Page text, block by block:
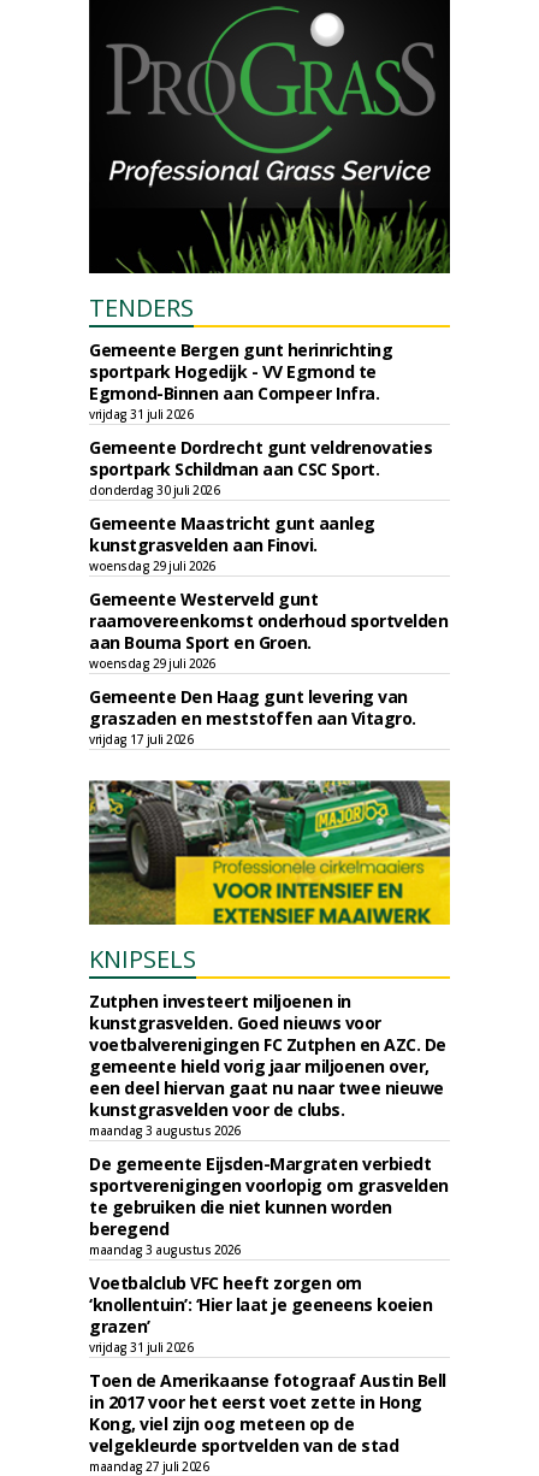
TENDERS
Gemeente Bergen gunt herinrichting
sportpark Hogedijk - VV Egmond te
Egmond-Binnen aan Compeer Infra.
vrijdag 31 juli 2026
Gemeente Dordrecht gunt veldrenovaties
sportpark Schildman aan CSC Sport.
donderdag 30 juli 2026
Gemeente Maastricht gunt aanleg
kunstgrasvelden aan Finovi.
woensdag 29 juli 2026
Gemeente Westerveld gunt
raamovereenkomst onderhoud sportvelden
aan Bouma Sport en Groen.
woensdag 29 juli 2026
Gemeente Den Haag gunt levering van
graszaden en meststoffen aan Vitagro.
vrijdag 17 juli 2026
KNIPSELS
Zutphen investeert miljoenen in
kunstgrasvelden. Goed nieuws voor
voetbalverenigingen FC Zutphen en AZC. De
gemeente hield vorig jaar miljoenen over,
een deel hiervan gaat nu naar twee nieuwe
kunstgrasvelden voor de clubs.
maandag 3 augustus 2026
De gemeente Eijsden-Margraten verbiedt
sportverenigingen voorlopig om grasvelden
te gebruiken die niet kunnen worden
beregend
maandag 3 augustus 2026
Voetbalclub VFC heeft zorgen om
‘knollentuin’: ‘Hier laat je geeneens koeien
grazen’
vrijdag 31 juli 2026
Toen de Amerikaanse fotograaf Austin Bell
in 2017 voor het eerst voet zette in Hong
Kong, viel zijn oog meteen op de
velgekleurde sportvelden van de stad
maandag 27 juli 2026